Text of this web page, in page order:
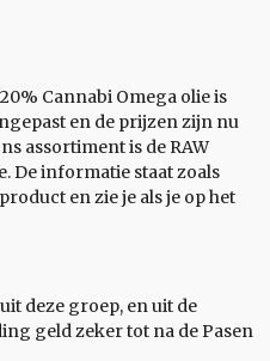
Cannabi Omega olie is
en de prijzen zijn nu
assortiment is de RAW
De informatie staat zoals
en zie je als je op het
deze groep, en uit de
geld zeker tot na de Pasen